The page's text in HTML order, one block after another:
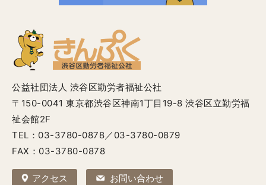
公益社団法人 渋谷区勤労者福祉公社
〒150-0041 東京都渋谷区神南1丁目19-8 渋谷区立勤労福
祉会館2F
TEL：03-3780-0878／03-3780-0879
FAX：03-3780-0878
アクセス お問い合わせ